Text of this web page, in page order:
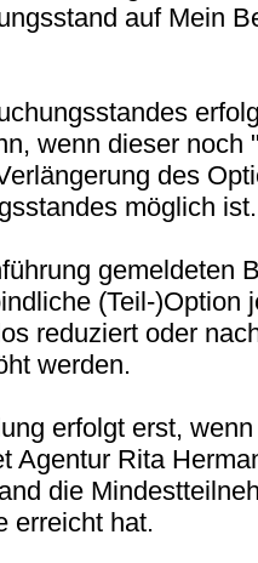
auf Mein
wenn dieser noch
des
möglich ist.
gemeldeten
(Teil-)Option
reduziert oder
werden.
erfolgt erst,
Agentur Rita
die
erreicht hat.